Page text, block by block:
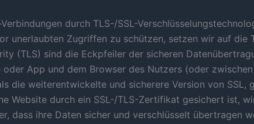
durch TLS-/SSL-
unerlaubten Zugriffen zu schützen, setzen wir auf die
(TLS) sind die Eckpfeiler der sicheren
oder App und dem Browser des Nutzers (oder
die weiterentwickelte und sicherere Version von
Website durch ein SSL-/TLS-Zertifikat gesichert ist,
dass ihre Daten sicher und verschlüsselt übertragen